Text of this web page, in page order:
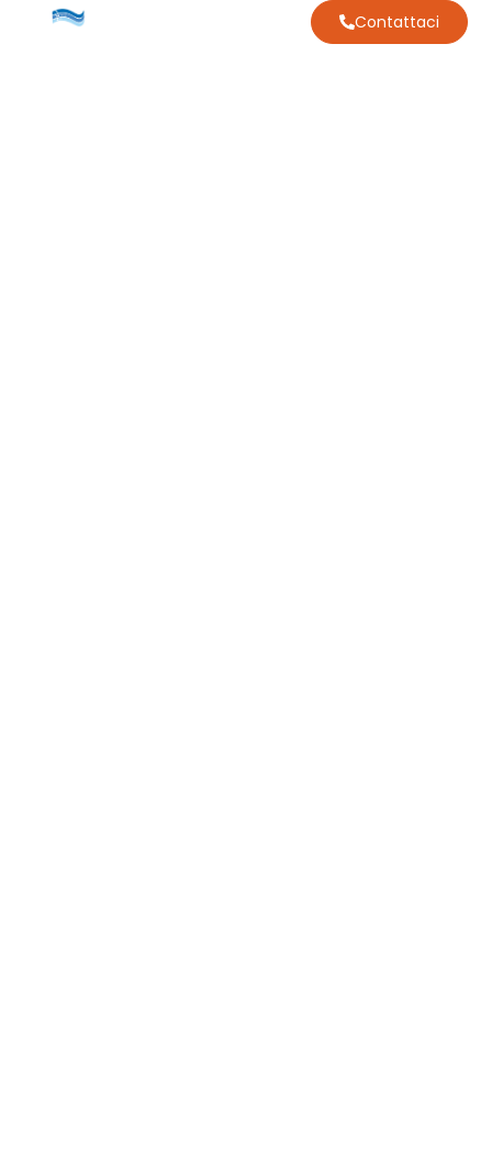
Contattaci